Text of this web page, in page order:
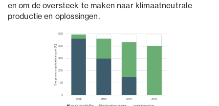
en om de oversteek te maken naar klimaatneutrale
productie en oplossingen.